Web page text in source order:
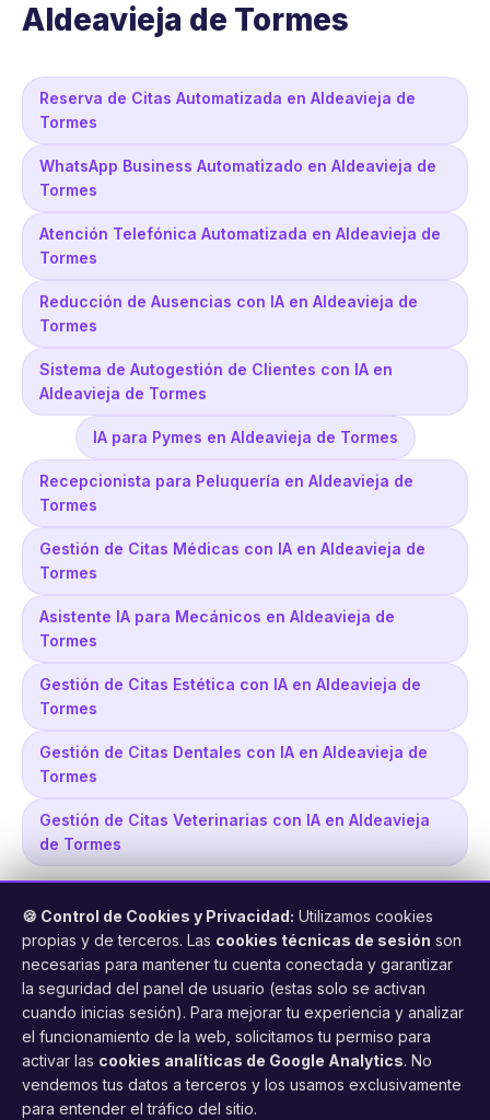
Aldeavieja de Tormes
Reserva de Citas Automatizada en Aldeavieja de
Tormes
WhatsApp Business Automatizado en Aldeavieja de
Tormes
Atención Telefónica Automatizada en Aldeavieja de
Tormes
Reducción de Ausencias con IA en Aldeavieja de
Tormes
Sistema de Autogestión de Clientes con IA en
Aldeavieja de Tormes
IA para Pymes en Aldeavieja de Tormes
Recepcionista para Peluquería en Aldeavieja de
Tormes
Gestión de Citas Médicas con IA en Aldeavieja de
Tormes
Asistente IA para Mecánicos en Aldeavieja de
Tormes
Gestión de Citas Estética con IA en Aldeavieja de
Tormes
Gestión de Citas Dentales con IA en Aldeavieja de
Tormes
Gestión de Citas Veterinarias con IA en Aldeavieja
de Tormes
FacilCita
Asistente inteligente de citas por teléfono y WhatsApp.
Gestión profesional de agenda con IA para tu negocio.
🍪 Control de Cookies y Privacidad: Utilizamos cookies
propias y de terceros. Las cookies técnicas de sesión son
necesarias para mantener tu cuenta conectada y garantizar
la seguridad del panel de usuario (estas solo se activan
cuando inicias sesión). Para mejorar tu experiencia y analizar
el funcionamiento de la web, solicitamos tu permiso para
activar las cookies analíticas de Google Analytics. No
vendemos tus datos a terceros y los usamos exclusivamente
para entender el tráfico del sitio.